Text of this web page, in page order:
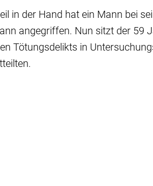
in der Hand hat ein Mann bei
angegriffen. Nun sitzt der 59
Tötungsdelikts in